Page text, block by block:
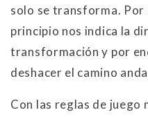
solo se transforma.
principio nos indica la
transformación y por
deshacer el camino
Con las reglas de juego